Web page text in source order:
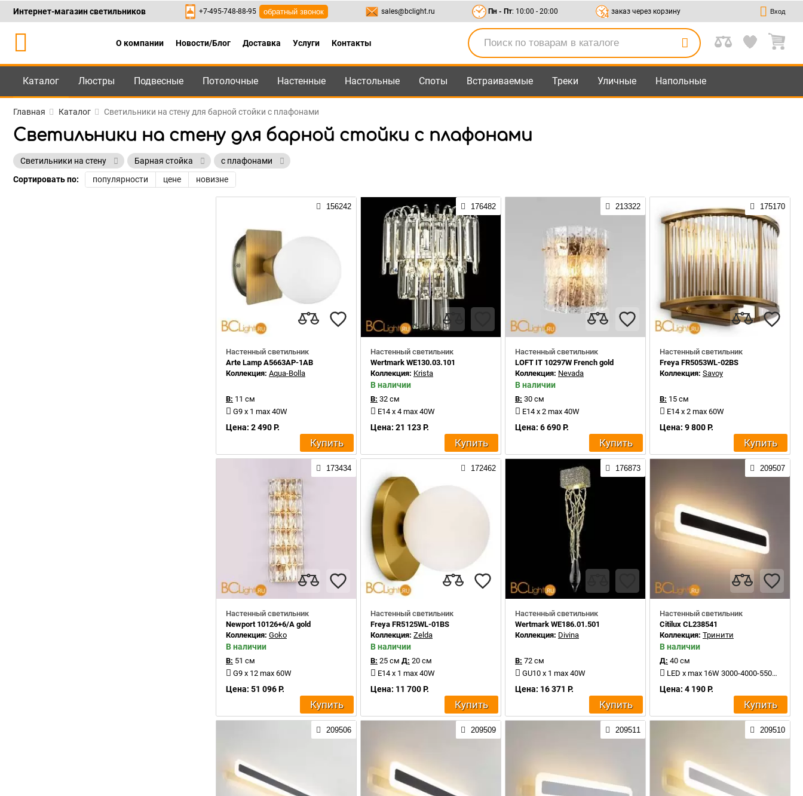
Каталог +7-495-748-88-95 ,8-800-550-95-45 sales@bclight.ru
Интернет-магазин светильников +7-495-748-88-95 обратный звонок sales@bclight.ru Пн - Пт: 10:00 - 20:00 заказ через корзину Вход
О компании Новости/Блог Доставка Услуги Контакты
Каталог Люстры Подвесные Потолочные Настенные Настольные Споты Встраиваемые Треки Уличные Напольные
Главная Каталог Светильники на стену для барной стойки с плафонами
Светильники на стену для барной стойки с плафонами
Светильники на стену Барная стойка
с плафонами
Сортировать по:
популярности цене новизне
156242
Настенный светильник
Arte Lamp A5663AP-1AB
Коллекция: Aqua-Bolla
В: 11 см
G9 x 1 max 40W
Цена: 2 490 Р.
Купить
176482
Настенный светильник
Wertmark WE130.03.101
Коллекция: Krista
В наличии
В: 32 см
E14 x 4 max 40W
Цена: 21 123 Р.
Купить
213322
Настенный светильник
LOFT IT 10297W French gold
Коллекция: Nevada
В наличии
В: 30 см
E14 x 2 max 40W
Цена: 6 690 Р.
Купить
175170
Настенный светильник
Freya FR5053WL-02BS
Коллекция: Savoy
В: 15 см
E14 x 2 max 60W
Цена: 9 800 Р.
Купить
173434
Настенный светильник
Newport 10126+6/A gold
Коллекция: Goko
В наличии
В: 51 см
G9 x 12 max 60W
Цена: 51 096 Р.
Купить
172462
Настенный светильник
Freya FR5125WL-01BS
Коллекция: Zelda
В наличии
В: 25 см Д: 20 см
E14 x 1 max 40W
Цена: 11 700 Р.
Купить
176873
Настенный светильник
Wertmark WE186.01.501
Коллекция: Divina
В: 72 см
GU10 x 1 max 40W
Цена: 16 371 Р.
Купить
209507
Настенный светильник
Citilux CL238541
Коллекция: Тринити
В наличии
Д: 40 см
LED x max 16W 3000-4000-5500K 1500Lm
Цена: 4 190 Р.
Купить
209506 209509 209511 209510